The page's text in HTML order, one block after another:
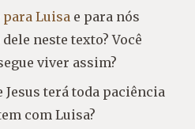
para Luisa e para nós
neste texto? Você
viver assim?
Jesus terá toda paciência
com Luisa?